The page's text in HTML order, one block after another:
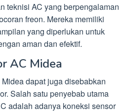
teknisi AC yang berpengalaman
freon. Mereka memiliki
yang diperlukan untuk
aman dan efektif.
AC Midea
dapat juga disebabkan
Salah satu penyebab utama
adalah adanya koneksi sensor